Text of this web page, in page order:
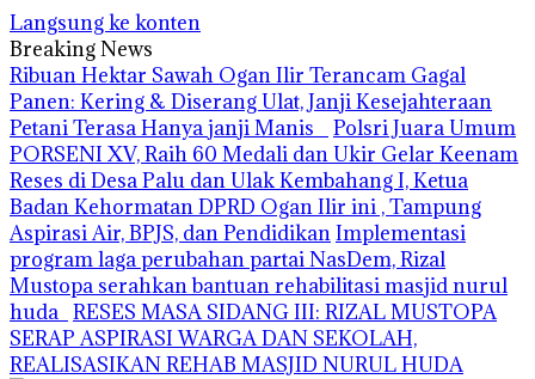
Langsung ke konten
Breaking News
Ribuan Hektar Sawah Ogan Ilir Terancam Gagal
Panen: Kering & Diserang Ulat, Janji Kesejahteraan
Petani Terasa Hanya janji Manis
Polsri Juara Umum
PORSENI XV, Raih 60 Medali dan Ukir Gelar Keenam
Reses di Desa Palu dan Ulak Kembahang I, Ketua
Badan Kehormatan DPRD Ogan Ilir ini , Tampung
Aspirasi Air, BPJS, dan PendidikanImplementasi
program laga perubahan partai NasDem, Rizal
Mustopa serahkan bantuan rehabilitasi masjid nurul
huda RESES MASA SIDANG III: RIZAL MUSTOPA
SERAP ASPIRASI WARGA DAN SEKOLAH,
REALISASIKAN REHAB MASJID NURUL HUDA